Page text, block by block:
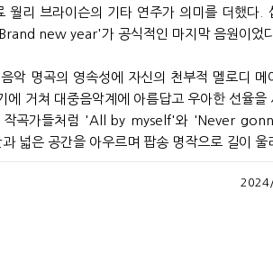
월리 브라이슨의 기타 연주가 의미를 더했다.
new year'가 공식적인 마지막 음원이었
악 명곡의 영속성에 자신의 천부적 멜로디 메
에 거쳐 대중음악계에 아름답고 우아한 선율
작곡가들처럼 'All by myself'와 'Never
넓은 공간을 아우르며 팝송 명작으로 길이 울